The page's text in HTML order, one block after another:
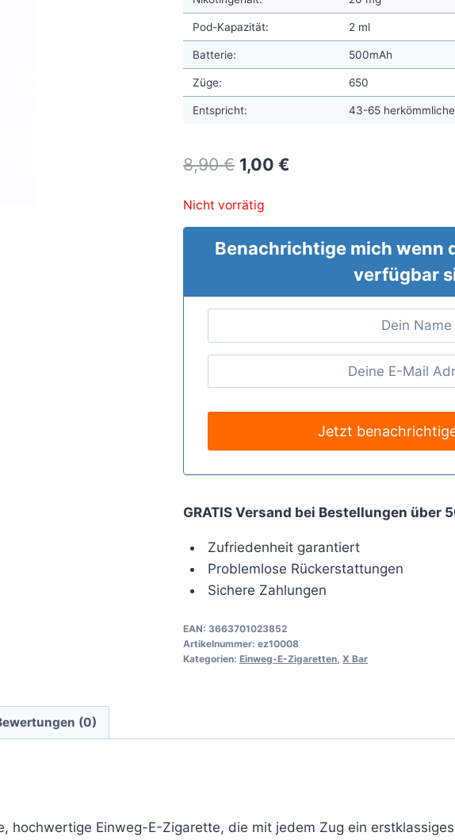
Pod-Kapazität: 2 ml
Batterie: 500mAh
Züge: 650
Entspricht: 43-65
8,90€ Original
was:
8,90 €.
1,00 €
1,00 €.
Nicht vorrätig
Benachrichtige mich wenn
verfügbar
GRATIS Versand bei Bestellungen über
Zufriedenheit garantiert
Problemlose Rückerstattungen
Sichere Zahlungen
EAN: 3663701023852
Artikelnummer: ez10008
Kategorien: Einweg-E-Zigaretten, X Bar
(0)
hochwertige Einweg-E-Zigarette, die mit jedem Zug ein